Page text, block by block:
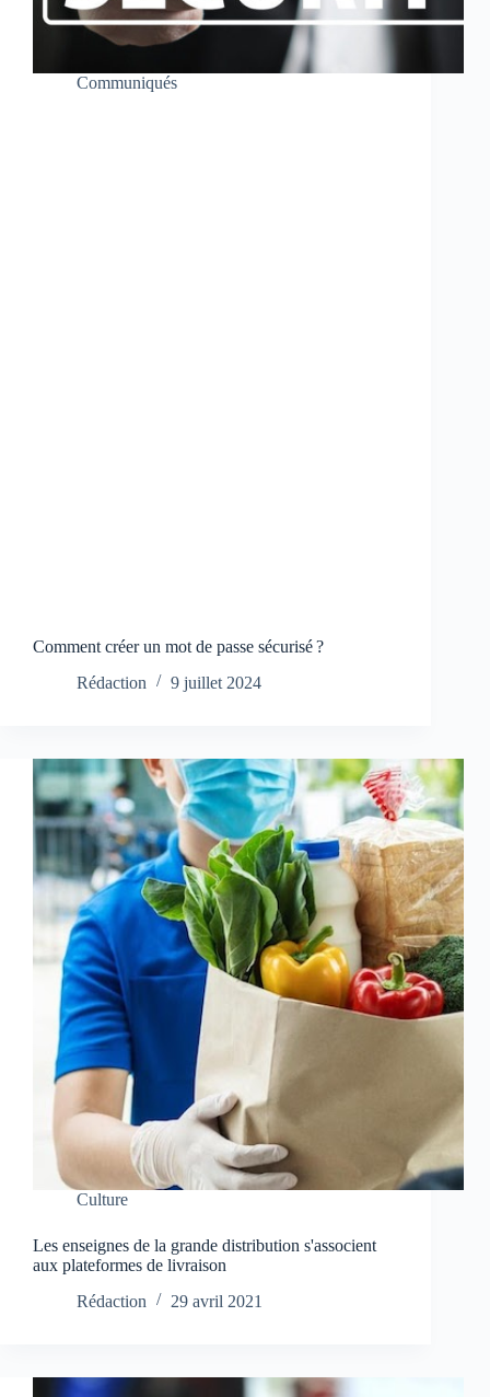
Communiqués
Comment créer un mot de passe sécurisé ?
Rédaction
9 juillet 2024
Culture
Les enseignes de la grande distribution s'associent
aux plateformes de livraison
Rédaction
29 avril 2021